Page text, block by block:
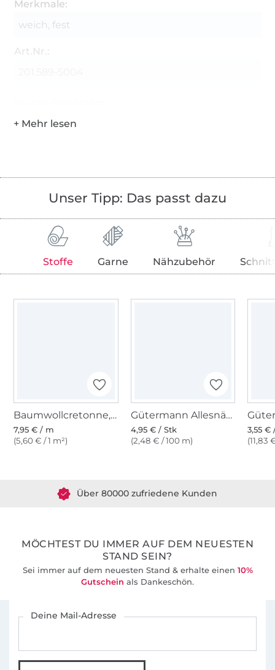
Merkmale:
weich, fest
Art.Nr.:
Unser Tipp: Das passt dazu
Stoffe Garne Nähzubehör
Baumwollcretonne, vanille
7,95 € / m
(5,60 € / 1 m²)
Gütermann Allesnäher (169) elfenbein
4,95 € / Stk
(2,48 € / 100 m)
3,55 €
(11,83
MÖCHTEST DU IMMER AUF DEM NEUESTEN
STAND SEIN?
Sei immer auf dem neuesten Stand & erhalte einen 10%
Gutschein als Dankeschön.
Deine Mail-Adresse